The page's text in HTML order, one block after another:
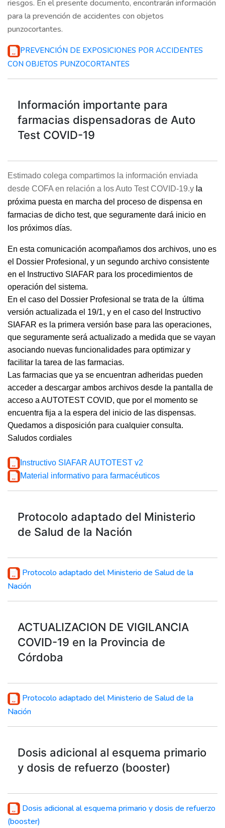
riesgos. En el presente documento, encontrarán información
para la prevención de accidentes con objetos
punzocortantes.
PREVENCIÓN DE EXPOSICIONES POR ACCIDENTES
CON OBJETOS PUNZOCORTANTES
Información importante para
farmacias dispensadoras de Auto
Test COVID-19
Estimado colega compartimos la información enviada
desde COFA en relación a los Auto Test COVID-19.y la
próxima puesta en marcha del proceso de dispensa en
farmacias de dicho test, que seguramente dará inicio en
los próximos días.
En esta comunicación acompañamos dos archivos, uno es
el Dossier Profesional, y un segundo archivo consistente
en el Instructivo SIAFAR para los procedimientos de
operación del sistema.
En el caso del Dossier Profesional se trata de la última
versión actualizada el 19/1, y en el caso del Instructivo
SIAFAR es la primera versión base para las operaciones,
que seguramente será actualizado a medida que se vayan
asociando nuevas funcionalidades para optimizar y
facilitar la tarea de las farmacias.
Las farmacias que ya se encuentran adheridas pueden
acceder a descargar ambos archivos desde la pantalla de
acceso a AUTOTEST COVID, que por el momento se
encuentra fija a la espera del inicio de las dispensas.
Quedamos a disposición para cualquier consulta.
Saludos cordiales
Instructivo SIAFAR AUTOTEST v2
Material informativo para farmacéuticos
Protocolo adaptado del Ministerio
de Salud de la Nación
Protocolo adaptado del Ministerio de Salud de la
Nación
ACTUALIZACION DE VIGILANCIA
COVID-19 en la Provincia de
Córdoba
Protocolo adaptado del Ministerio de Salud de la
Nación
Dosis adicional al esquema primario
y dosis de refuerzo (booster)
Dosis adicional al esquema primario y dosis de refuerzo
(booster)